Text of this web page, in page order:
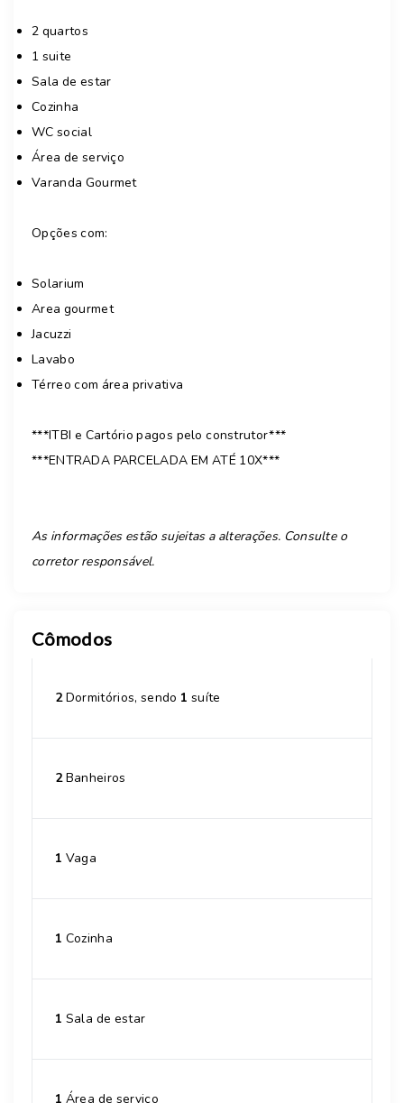
2 quartos
1 suite
Sala de estar
Cozinha
WC social
Área de serviço
Varanda Gourmet
Opções com:
Solarium
Area gourmet
Jacuzzi
Lavabo
Térreo com área privativa
***ITBI e Cartório pagos pelo construtor***
***ENTRADA PARCELADA EM ATÉ 10X***
As informações estão sujeitas a alterações. Consulte o
corretor responsável.
Cômodos
2Dormitórios, sendo 1 suíte
2Banheiros
1 Vaga
1 Cozinha
1 Sala de estar
1 Área de serviço